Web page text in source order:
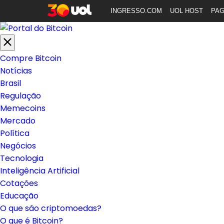
INGRESSO.COM UOL HOST
Compre Bitcoin
Notícias
Brasil
Regulação
Memecoins
Mercado
Política
Negócios
Tecnologia
Inteligência Artificial
Cotações
Educação
O que são criptomoedas?
O que é Bitcoin?